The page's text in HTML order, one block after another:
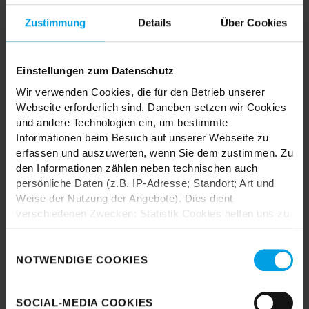
Zustimmung Details Über Cookies
Einstellungen zum Datenschutz
Wir verwenden Cookies, die für den Betrieb unserer
Webseite erforderlich sind. Daneben setzen wir Cookies
und andere Technologien ein, um bestimmte
Informationen beim Besuch auf unserer Webseite zu
erfassen und auszuwerten, wenn Sie dem zustimmen. Zu
den Informationen zählen neben technischen auch
persönliche Daten (z.B. IP-Adresse; Standort; Art und
Weise der Nutzung der Angebote). Dies dient
verschiedenen Zwecken: Statistik Cookies helfen uns zu
anonymisiert für statistische Zwecke auszuwerten.
Marketing Cookies helfen uns, Ihnen personalisierte
Werbung anzuzeigen. Social-Media-Cookies ermöglichen
es, eine Verbindung zu sozialen Netzwerken aufzubauen,
NOTWENDIGE COOKIES
SOCIAL-MEDIA COOKIES
MIX & MATCH DICH HAPPY
TRENDHOPPER STORES
Wie wäre es mit einer großen Portion Inspiration und Kreativität?
In unseren Stores findest du alle Trendhopper Möbel, Stoffe und
Styles.